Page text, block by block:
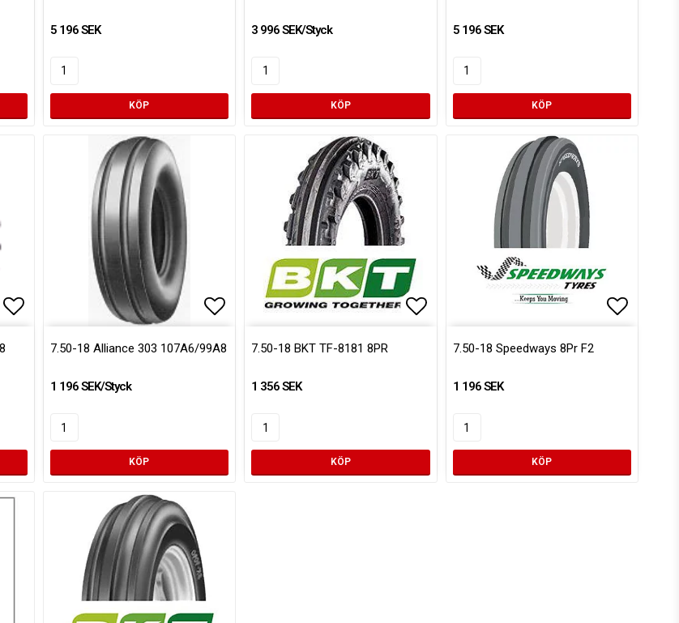
5 196 SEK
KÖP
3 996 SEK/Styck
KÖP
5 196 SEK
KÖP
Lägg till i favoritlistan
7.50-18 Alliance 303 107A6/99A8
1 196 SEK/Styck
KÖP
7.50-18 BKT TF-8181 8PR
1 356 SEK
KÖP
7.50-18 Speedways 8Pr F2
1 196 SEK
KÖP